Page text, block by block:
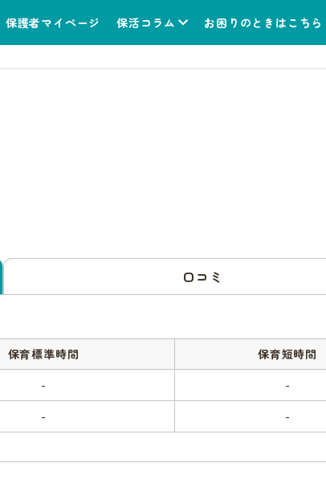
保護者マイページ 保活コラム お困りのときはこちら
口コミ
保育標準時間
保育短時間
- -
- -